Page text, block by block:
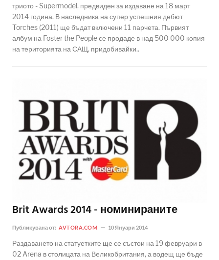
триото - Supermodel, предвиден за издаване на 18 март
2014 година. В наследника на супер успешния дебют
Torches (2011) ще бъдат включени 11 парчета. Първият
албум на Foster the People се продаде в над 500 000 копия
на територията на САЩ, придобивайки..
Brit Awards 2014 - номинираните
Публикувана от: AVTORA.COM 10 Януари 2014
Раздаването на статуетките ще се състои на 19 февруари в
02 Arena в столицата на Великобритания, а водещ ще бъде